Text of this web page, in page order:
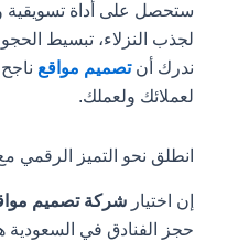
ستحصل على أداة تسويقية
لجذب النزلاء، تبسيط
ندرك أنتصميم مواقعناجح
لعملائك ولعملك.
انطلق نحو التميز الرقمي مع Rapid Gazal
إن اختيارشركة تصميم
حجز الفنادق في السعودية